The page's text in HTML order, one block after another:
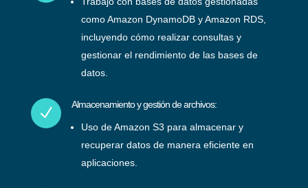
como Amazon DynamoDB y Amazon RDS,
incluyendo cómo realizar consultas y
gestionar el rendimiento de las bases de
datos.
N Almacenamiento y gestión de archivos:
Uso de Amazon S3 para almacenar y
recuperar datos de manera eficiente en
aplicaciones.